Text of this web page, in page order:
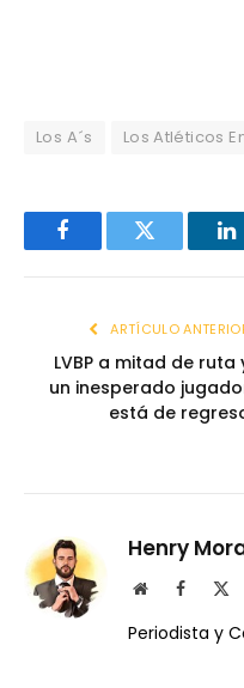
Los A´s Los Atléticos
FacebookTwitter
ARTÍCULO
LVBP a mitad de ruta
un inesperado
está de
Henry
WebsiteFacebook
Periodista y